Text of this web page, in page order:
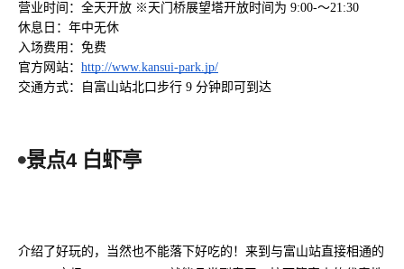
营业时间：全天开放 ※天门桥展望塔开放时间为 9:00-～21:30
休息日：年中无休
入场费用：免费
官方网站： http://www.kansui-park.jp/
交通方式：自富山站北口步行 9 分钟即可到达
景点4 白虾亭
介绍了好玩的，当然也不能落下好吃的！来到与富山站直接相通的